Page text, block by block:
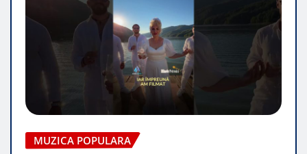
MUZICA POPULARA